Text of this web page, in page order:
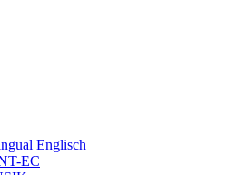
Englisch
EC